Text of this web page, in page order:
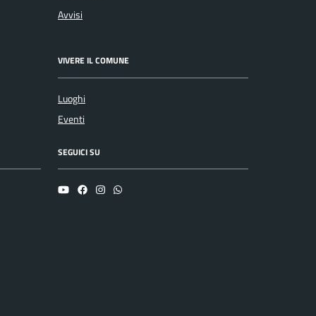
Avvisi
VIVERE IL COMUNE
Luoghi
Eventi
SEGUICI SU
YouTubeFacebookInstagramWhatsapp